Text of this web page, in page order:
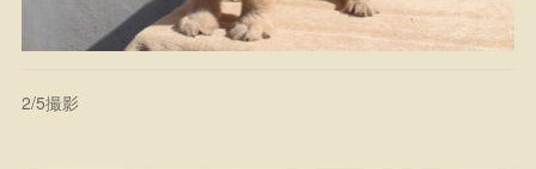
2/5撮影